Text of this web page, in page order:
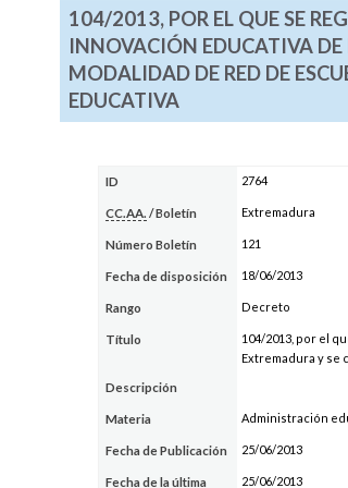
104/2013, POR EL QUE SE
INNOVACIÓN EDUCATIVA
MODALIDAD DE RED DE
EDUCATIVA
ID 2764
CC.AA. / Boletín Extremadura
Número Boletín 121
Fecha de disposición 18/06/2013
Rango Decreto
Título
104/2013, por el
Extremadura y se
Descripción
Materia Administración
Fecha de Publicación 25/06/2013
Fecha de la última 25/06/2013